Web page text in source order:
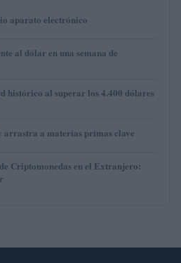
aparato electrónico
al dólar en una semana de
histórico al superar los 4.400 dólares
arrastra a materias primas clave
Criptomonedas en el Extranjero: